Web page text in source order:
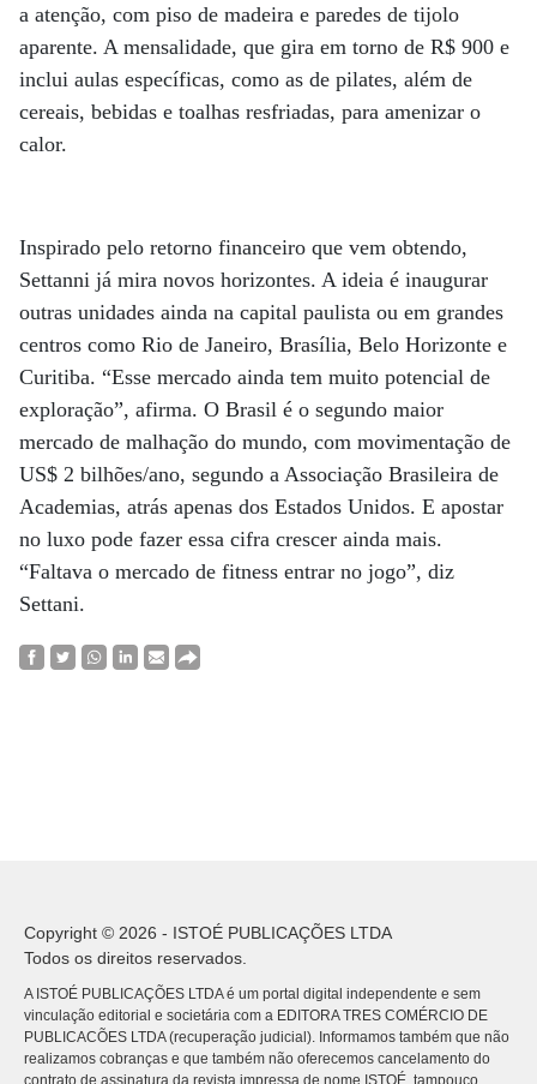
a atenção, com piso de madeira e paredes de tijolo
aparente. A mensalidade, que gira em torno de R$ 900 e
inclui aulas específicas, como as de pilates, além de
cereais, bebidas e toalhas resfriadas, para amenizar o
calor.
Inspirado pelo retorno financeiro que vem obtendo,
Settanni já mira novos horizontes. A ideia é inaugurar
outras unidades ainda na capital paulista ou em grandes
centros como Rio de Janeiro, Brasília, Belo Horizonte e
Curitiba. “Esse mercado ainda tem muito potencial de
exploração”, afirma. O Brasil é o segundo maior
mercado de malhação do mundo, com movimentação de
US$ 2 bilhões/ano, segundo a Associação Brasileira de
Academias, atrás apenas dos Estados Unidos. E apostar
no luxo pode fazer essa cifra crescer ainda mais.
“Faltava o mercado de fitness entrar no jogo”, diz
Settani.
Copyright © 2026 - ISTOÉ PUBLICAÇÕES LTDA
Todos os direitos reservados.
A ISTOÉ PUBLICAÇÕES LTDA é um portal digital independente e sem
vinculação editorial e societária com a EDITORA TRES COMÉRCIO DE
PUBLICACÕES LTDA (recuperação judicial). Informamos também que não
realizamos cobranças e que também não oferecemos cancelamento do
contrato de assinatura da revista impressa de nome ISTOÉ, tampouco